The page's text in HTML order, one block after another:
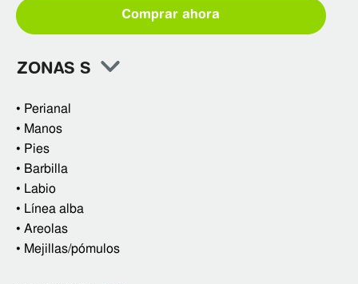
Comprar ahora
ZONAS S
• Perianal
• Manos
• Pies
• Barbilla
• Labio
• Línea alba
• Areolas
• Mejillas/pómulos